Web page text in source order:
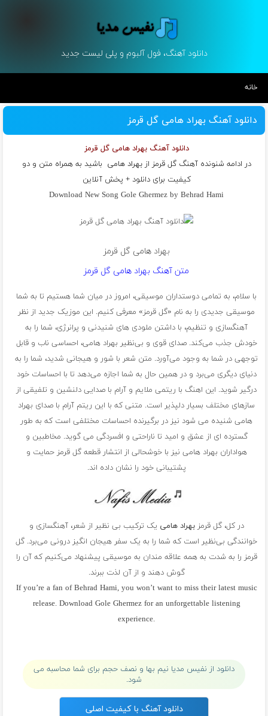
دانلود آهنگ، فول آلبوم و پلی لیست جدید
خانه
دانلود آهنگ بهراد هامی گل قرمز
دانلود آهنگ بهراد هامی گل قرمز
در ادامه شنونده آهنگ گل قرمز ازبهراد هامی باشید به همراه متن و دو
کیفیت برای دانلود + پخش آنلاین
Download New Song Gole Ghermez by Behrad Hami
بهراد هامی گل قرمز
متن آهنگ بهراد هامی گل قرمز
با سلام، به تمامی دوستداران موسیقی، امروز در میان شما هستیم تا به شما
موسیقی جدیدی را به نام «گل قرمز» معرفی کنیم. این موزیک جدید از نظر
آهنگسازی و تنظیم، با داشتن ملودی های شنیدنی و پرانرژی، شما را به
خودش جذب می‌کند. صدای قوی و بی‌نظیر بهراد هامی، احساسی ناب و قابل
توجهی در شما به وجود می‌آورد. متن شعر با شور و هیجانی شدید، شما را به
دنیای دیگری می‌برد و در همین حال به شما اجازه می‌دهد تا با احساسات خود
درگیر شوید. این اهنگ با ریتمی ملایم و آرام با صدایی دلنشین و تلفیقی از
سازهای مختلف بسیار دلپذیر است. متنی که با این ریتم آرام با صدای بهراد
هامی شنیده می شود نیز در برگیرنده احساسات مختلفی است که به طور
گسترده ای از عشق و امید تا ناراحتی و افسردگی می گوید. مخاطبین و
هواداران بهراد هامی نیز با خوشحالی از انتشار قطعه گل قرمز حمایت و
پشتیبانی خود را نشان داده اند.
در کل، گل قرمز بهراد هامی یک ترکیب بی نظیر از شعر، آهنگسازی و
خوانندگی بی‌نظیر است که شما را به یک سفر هیجان انگیز درونی می‌برد. گل
قرمز را به شدت به همه علاقه مندان به موسیقی پیشنهاد می‌کنیم که آن را
گوش دهند و از آن لذت ببرند.
If you’re a fan of Behrad Hami, you won’t want to miss their latest music
release. Download Gole Ghermez for an unforgettable listening
experience.
دانلود از نفیس مدیا نیم بها و نصف حجم برای شما محاسبه می
شود.
دانلود آهنگ با کیفیت اصلی